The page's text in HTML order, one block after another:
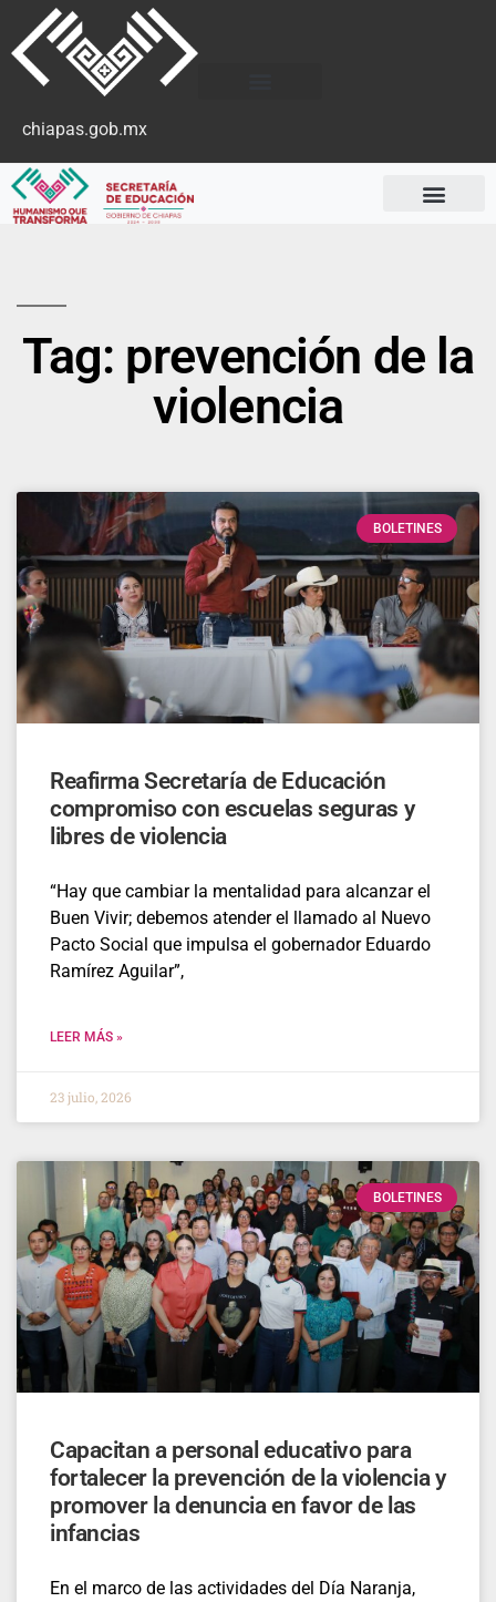
chiapas.gob.mx
Tag: prevención de la
violencia
BOLETINES
Reafirma Secretaría de Educación
compromiso con escuelas seguras y
libres de violencia
“Hay que cambiar la mentalidad para alcanzar el
Buen Vivir; debemos atender el llamado al Nuevo
Pacto Social que impulsa el gobernador Eduardo
Ramírez Aguilar”,
LEER MÁS »
23 julio, 2026
BOLETINES
Capacitan a personal educativo para
fortalecer la prevención de la violencia y
promover la denuncia en favor de las
infancias
En el marco de las actividades del Día Naranja,